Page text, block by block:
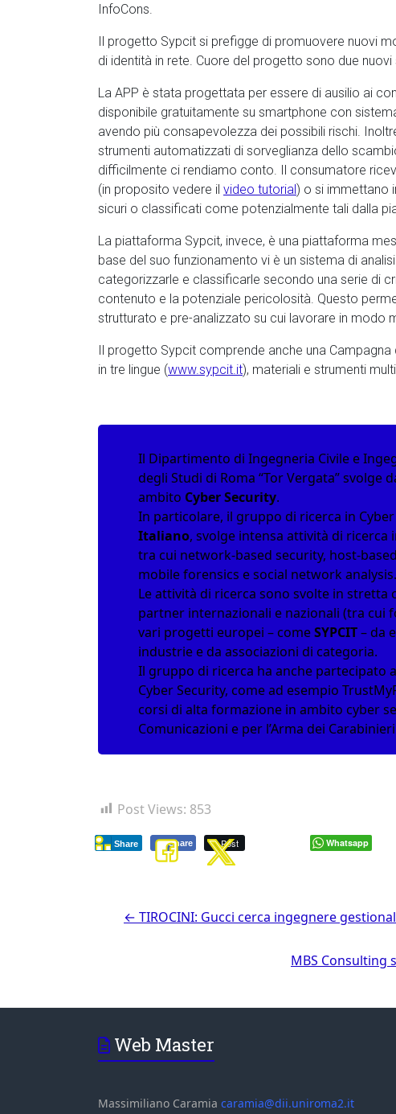
InfoCons.
Il progetto Sypcit si prefigge di promuovere nuovi
di identità in rete. Cuore del progetto sono due nuovi
La APP è stata progettata per essere di ausilio ai
disponibile gratuitamente su smartphone con
avendo più consapevolezza dei possibili rischi.
strumenti automatizzati di sorveglianza dello
difficilmente ci rendiamo conto. Il consumatore
(in proposito vedere il video tutorial) o si immettano
sicuri o classificati come potenzialmente tali dalla
La piattaforma Sypcit, invece, è una piattaforma
base del suo funzionamento vi è un sistema di
categorizzarle e classificarle secondo una serie di
contenuto e la potenziale pericolosità. Questo
strutturato e pre-analizzato su cui lavorare in modo
Il progetto Sypcit comprende anche una
in tre lingue (www.sypcit.it), materiali e strumenti
Il Dipartimento di Ingegneria Civile e
degli Studi di Roma “Tor Vergata”
ambito Cyber Security.
In particolare, il gruppo di ricerca in
Italiano, svolge intensa attività di ricerca
tra cui network-based security, host-
mobile forensics esocial network analysis.
Le attività di ricerca sono svolte in
partner internazionali e nazionali (tra cui
vari progetti europei – comeSYPCIT– da
industrie e da associazioni di categoria.
Il gruppo di ricerca ha anche partecipato
Cyber Security, come ad esempio
corsi di alta formazione in ambito cyber
Comunicazioni e per l’Arma dei
Post Views: 853
Share Post
Share Whatsapp
← TIROCINI: Gucci cerca ingegnere
MBS Consulting
Web Master
Massimiliano Caramia caramia@dii.uniroma2.it